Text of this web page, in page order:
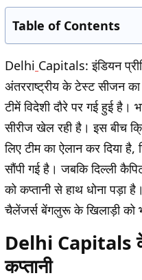
Table of Contents
Delhi Capitals:इंडियन
अंतरराष्ट्रीय के टेस्ट सीजन
टीमें विदेशी दौरे पर गई हुई है।
सीरीज खेल रही है। इस बीच
लिए टीम का ऐलान कर दिया है,
सौंपी गई है। जबकि दिल्ली
को कप्तानी से हाथ धोना पड़ा
चैलेंजर्स बेंगलुरू के खिलाड़ी को
Delhi Capitals के
कप्तानी